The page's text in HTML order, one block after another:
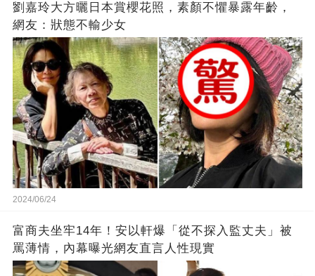
劉嘉玲大方曬日本賞櫻花照，素顏不懼暴露年齡，
網友：狀態不輸少女
2024/06/24
富商夫坐牢14年！安以軒爆「從不探入監丈夫」被
罵薄情，內幕曝光網友直言人性現實